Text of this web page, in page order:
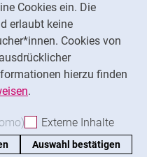
Cookies ein. Die
erlaubt keine
Cookies von
hierzu finden
.
akzeptieren
Analyse-Cookies
Externe Inhalte
Auswahl bestätigen